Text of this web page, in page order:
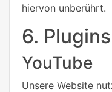
hiervon unberührt.
6.
YouTube
Unsere Website